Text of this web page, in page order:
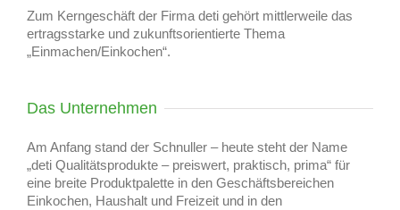
Zum Kerngeschäft der Firma deti gehört mittlerweile das
ertragsstarke und zukunftsorientierte Thema
„Einmachen/Einkochen“.
Das Unternehmen
Am Anfang stand der Schnuller – heute steht der Name
„deti Qualitätsprodukte – preiswert, praktisch, prima“ für
eine breite Produktpalette in den Geschäftsbereichen
Einkochen, Haushalt und Freizeit und in den